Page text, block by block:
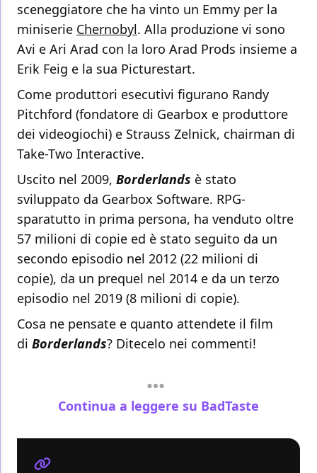
sceneggiatore che ha vinto un Emmy per la
miniserie Chernobyl. Alla produzione vi sono
Avi e Ari Arad con la loro Arad Prods insieme a
Erik Feig e la sua Picturestart.
Come produttori esecutivi figurano Randy
Pitchford (fondatore di Gearbox e produttore
dei videogiochi) e Strauss Zelnick, chairman di
Take-Two Interactive.
Uscito nel 2009, Borderlands è stato
sviluppato da Gearbox Software. RPG-
sparatutto in prima persona, ha venduto oltre
57 milioni di copie ed è stato seguito da un
secondo episodio nel 2012 (22 milioni di
copie), da un prequel nel 2014 e da un terzo
episodio nel 2019 (8 milioni di copie).
Cosa ne pensate e quanto attendete il film
di Borderlands? Ditecelo nei commenti!
Continua a leggere su BadTaste